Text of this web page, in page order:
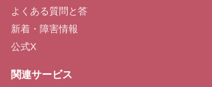
よくある質問と答
新着・障害情報
公式X
関連サービス